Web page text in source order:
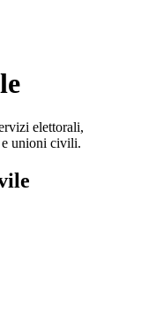
elettorali,
e unioni civili.